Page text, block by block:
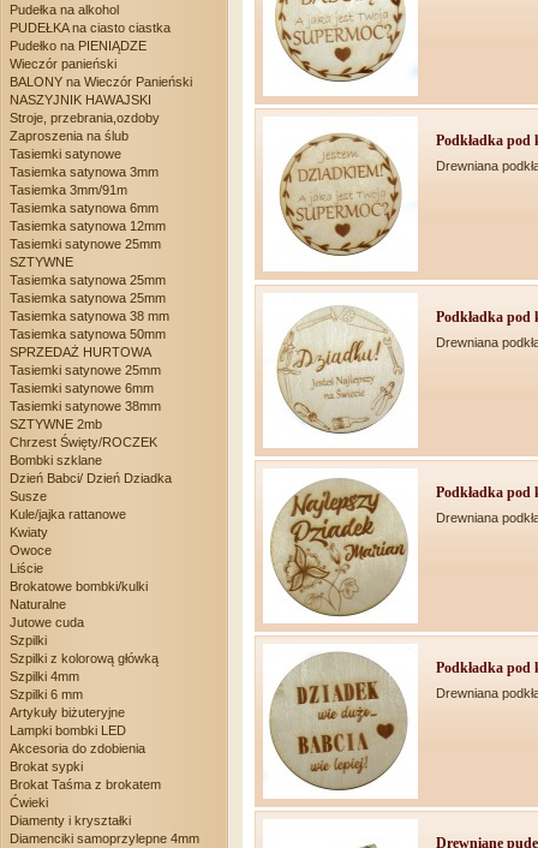
Pudełka na alkohol
PUDEŁKA na ciasto ciastka
Pudełko na PIENIĄDZE
Wieczór panieński
BALONY na Wieczór Panieński
NASZYJNIK HAWAJSKI
Stroje, przebrania,ozdoby
Zaproszenia na ślub
Tasiemki satynowe
Tasiemka satynowa 3mm
Tasiemka 3mm/91m
Tasiemka satynowa 6mm
Tasiemka satynowa 12mm
Tasiemki satynowe 25mm
SZTYWNE
Tasiemka satynowa 25mm
Tasiemka satynowa 25mm
Tasiemka satynowa 38 mm
Tasiemka satynowa 50mm
SPRZEDAŻ HURTOWA
Tasiemki satynowe 25mm
Tasiemki satynowe 6mm
Tasiemki satynowe 38mm
SZTYWNE 2mb
Chrzest Święty/ROCZEK
Bombki szklane
Dzień Babci/ Dzień Dziadka
Susze
Kule/jajka rattanowe
Kwiaty
Owoce
Liście
Brokatowe bombki/kulki
Naturalne
Jutowe cuda
Szpilki
Szpilki z kolorową główką
Szpilki 4mm
Szpilki 6 mm
Artykuły biżuteryjne
Lampki bombki LED
Akcesoria do zdobienia
Brokat sypki
Brokat Taśma z brokatem
Ćwieki
Diamenty i kryształki
Diamenciki samoprzylepne 4mm
Podkładka pod
Drewniana
Podkładka pod
Drewniana
Podkładka pod
Drewniana
Podkładka pod
Drewniana
Drewniane